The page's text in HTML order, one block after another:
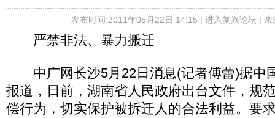
发布时间:2011年05月22日 14:15 | 进入复兴论坛| 来
严禁非法、暴力搬迁
中广网长沙5月22日消息(记者傅蕾)据中
报道，日前，湖南省人民政府出台文件，规
偿行为，切实保护被拆迁人的合法利益。要